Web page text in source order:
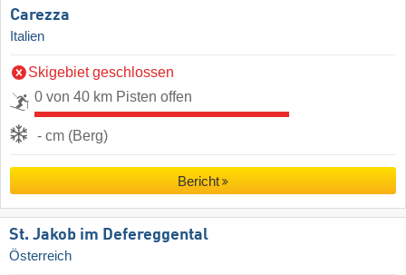
Carezza
Italien
Skigebiet geschlossen
0 von 40 km Pisten offen
- cm (Berg)
Bericht
St. Jakob im Defereggental
Österreich